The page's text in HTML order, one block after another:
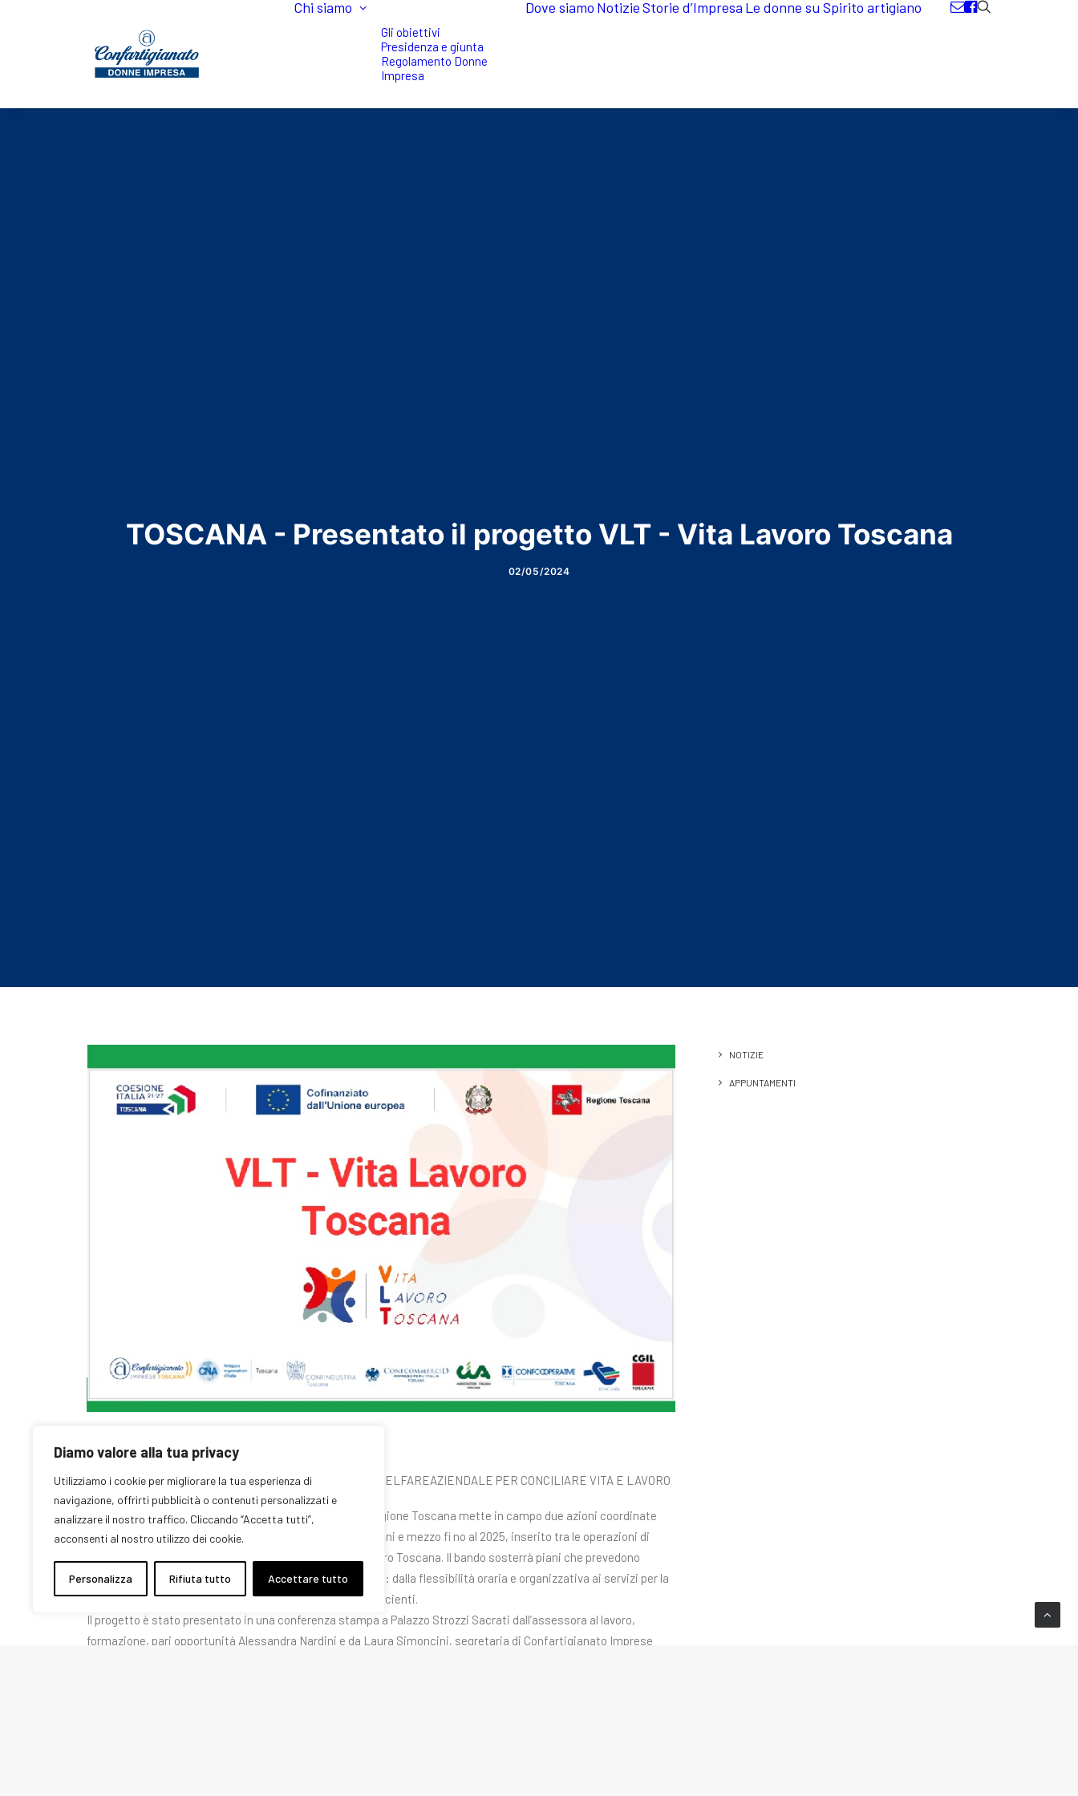
Diamo valore alla tua privacy
Utilizziamo i cookie per migliorare la tua esperienza di
navigazione, offrirti pubblicità o contenuti personalizzati e
analizzare il nostro traffico. Cliccando “Accetta tutti”,
acconsenti al nostro utilizzo dei cookie.
Personalizza Rifiuta tutto Accettare tutto
Chi siamo
Gli obiettivi
Presidenza e giunta
Regolamento Donne
Impresa
Dove siamo NotizieStorie d’Impresa Le donne su Spirito artigiano
TOSCANA - Presentato il progetto VLT - Vita Lavoro Toscana
02/05/2024
OCCUPAZIONE FEMMINILE, LA TOSCANA SOSTIENE IL WELFAREAZIENDALE PER CONCILIARE VITA E LAVORO
Attraverso il Fondo sociale europeo plus 2021/2027, la Regione Toscana mette in campo due azioni coordinate
rivolte a datrici e datori di lavoro: un bando da oltre 7 milioni e mezzo fi no al 2025, inserito tra le operazioni di
importanza strategica del Pr Fse+, e il progetto Vita Lavoro Toscana. Il bando sosterrà piani che prevedono
misure di welfare a supporto dell’organizzazione familiare: dalla flessibilità oraria e organizzativa ai servizi per la
cura o l’assistenza di fi gli, anziani, familiari non autosufficienti.
Il progetto è stato presentato in una conferenza stampa a Palazzo Strozzi Sacrati dall’assessora al lavoro,
formazione, pari opportunità Alessandra Nardini e da Laura Simoncini, segretaria di Confartigianato Imprese
NOTIZIE
APPUNTAMENTI